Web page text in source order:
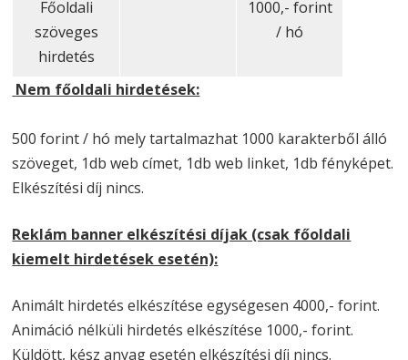
Főoldali
szöveges
hirdetés
1000,- forint
/ hó
Nem főoldali hirdetések:
500 forint / hó mely tartalmazhat 1000 karakterből álló
szöveget, 1db web címet, 1db web linket, 1db fényképet.
Elkészítési díj nincs.
Reklám banner elkészítési díjak (csak főoldali
kiemelt hirdetések esetén):
Animált hirdetés elkészítése egységesen 4000,- forint.
Animáció nélküli hirdetés elkészítése 1000,- forint.
Küldött, kész anyag esetén elkészítési díj nincs.